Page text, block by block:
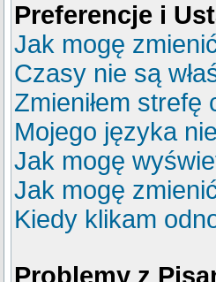
Preferencje i
Jak mogę
Czasy nie są
Zmieniłem
Mojego języka
Jak mogę
Jak mogę
Kiedy klikam
Problemy z